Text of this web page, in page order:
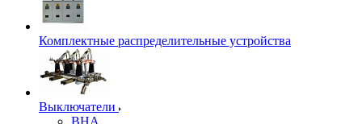
Комплектные распределительные устройства
Выключатели
ВНА